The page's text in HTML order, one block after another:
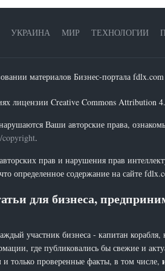
УКРАИНА МИР ТЕХНОЛОГИИ
материалов Бизнес-портала fdlx.com
лицензии Creative Commons Attribution
Ваши авторские права,
copyright.
прав и нарушения прав
определенное содержание на сайте
для бизнеса,
участник бизнеса - капитан
где публиковались бы свежие и
только проверенные факты, в том числе,